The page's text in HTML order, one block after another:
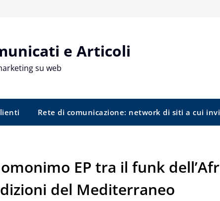
e Articoli
su web
Rete di comunicazione: network di siti a cui
EP tra il funk
del Mediterraneo